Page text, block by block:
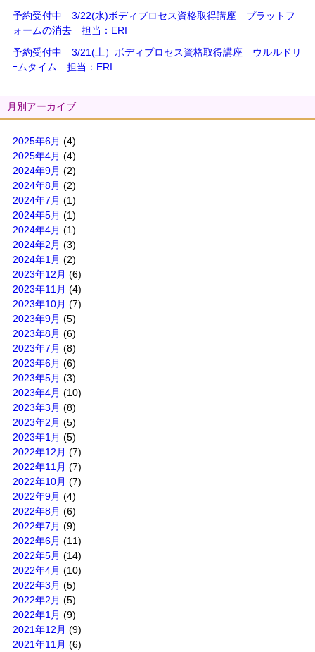
予約受付中 3/22(水)ボディプロセス資格取得講座 プラットフ
ォームの消去 担当：ERI
予約受付中 3/21(土）ボディプロセス資格取得講座 ウルルドリ
ｰムタイム 担当：ERI
月別アーカイブ
2025年6月 (4)
2025年4月 (4)
2024年9月 (2)
2024年8月 (2)
2024年7月 (1)
2024年5月 (1)
2024年4月 (1)
2024年2月 (3)
2024年1月 (2)
2023年12月 (6)
2023年11月 (4)
2023年10月 (7)
2023年9月 (5)
2023年8月 (6)
2023年7月 (8)
2023年6月 (6)
2023年5月 (3)
2023年4月 (10)
2023年3月 (8)
2023年2月 (5)
2023年1月 (5)
2022年12月 (7)
2022年11月 (7)
2022年10月 (7)
2022年9月 (4)
2022年8月 (6)
2022年7月 (9)
2022年6月 (11)
2022年5月 (14)
2022年4月 (10)
2022年3月 (5)
2022年2月 (5)
2022年1月 (9)
2021年12月 (9)
2021年11月 (6)